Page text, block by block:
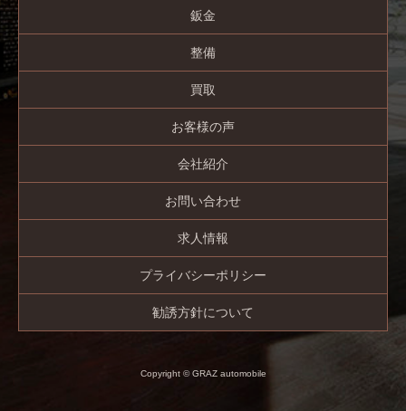
鈑金
整備
買取
お客様の声
会社紹介
お問い合わせ
求人情報
プライバシーポリシー
勧誘方針について
Copyright © GRAZ automobile